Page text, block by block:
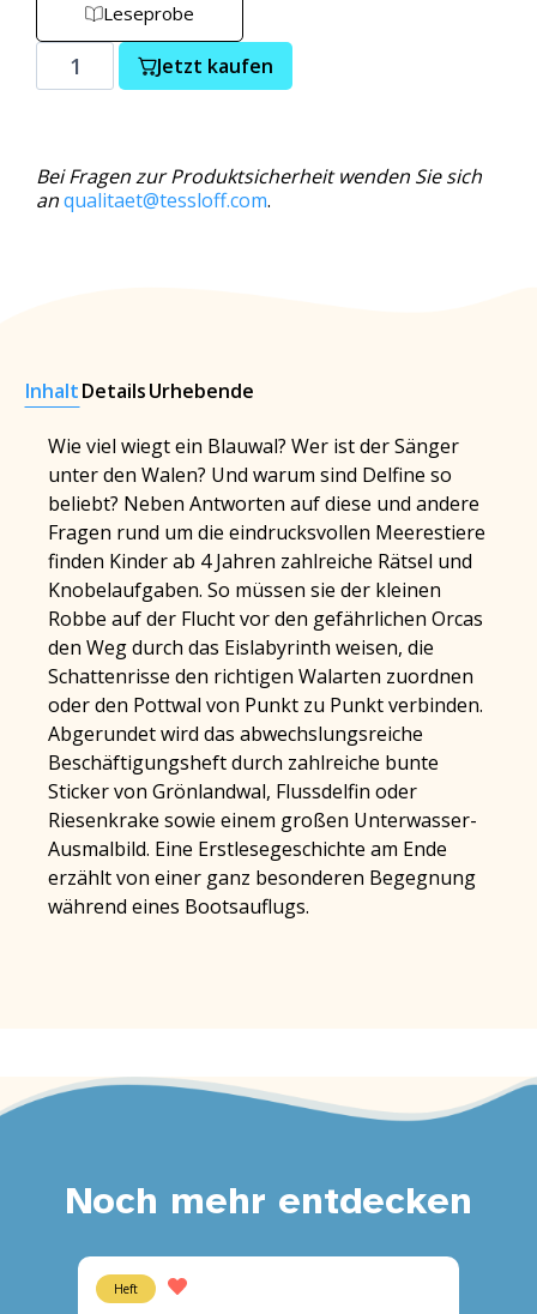
Leseprobe
Jetzt kaufen
Bei Fragen zur Produktsicherheit wenden Sie sich
anqualitaet@tessloff.com.
InhaltDetailsUrhebende
Wie viel wiegt ein Blauwal? Wer ist der Sänger
unter den Walen? Und warum sind Delfine so
beliebt? Neben Antworten auf diese und andere
Fragen rund um die eindrucksvollen Meerestiere
finden Kinder ab 4 Jahren zahlreiche Rätsel und
Knobelaufgaben. So müssen sie der kleinen
Robbe auf der Flucht vor den gefährlichen Orcas
den Weg durch das Eislabyrinth weisen, die
Schattenrisse den richtigen Walarten zuordnen
oder den Pottwal von Punkt zu Punkt verbinden.
Abgerundet wird das abwechslungsreiche
Beschäftigungsheft durch zahlreiche bunte
Sticker von Grönlandwal, Flussdelfin oder
Riesenkrake sowie einem großen Unterwasser-
Ausmalbild. Eine Erstlesegeschichte am Ende
erzählt von einer ganz besonderen Begegnung
während eines Bootsauflugs.
Noch mehr entdecken
Heft